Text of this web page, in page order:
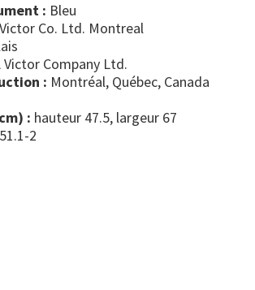
:
bleu
Victor Co. Ltd. Montreal
Victor Company Ltd.
: Montréal, Québec, Canada
: hauteur 47.5, largeur 67
2